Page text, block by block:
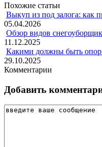
Похожие статьи
Выкуп из под залога: как
05.04.2026
Обзор видов
11.12.2025
Какими должны быть
29.10.2025
Комментарии
Добавить